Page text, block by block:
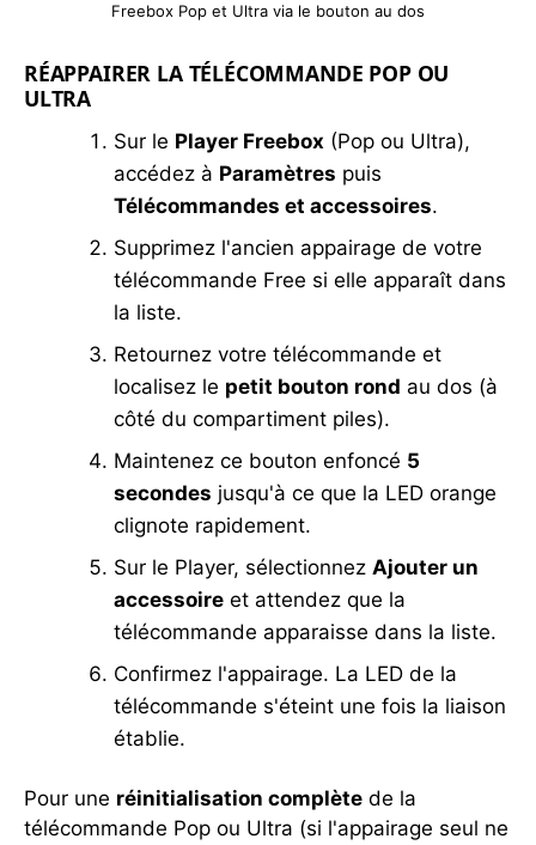
Freebox Pop et Ultra via le bouton au dos
RÉAPPAIRER LA TÉLÉCOMMANDE POP OU
ULTRA
Sur le Player Freebox (Pop ou Ultra),
accédez à Paramètres puis
Télécommandes et accessoires.
Supprimez l'ancien appairage de votre
télécommande Free si elle apparaît dans
la liste.
Retournez votre télécommande et
localisez le petit bouton rond au dos (à
côté du compartiment piles).
Maintenez ce bouton enfoncé 5
secondes jusqu'à ce que la LED orange
clignote rapidement.
Sur le Player, sélectionnez Ajouter un
accessoire et attendez que la
télécommande apparaisse dans la liste.
Confirmez l'appairage. La LED de la
télécommande s'éteint une fois la liaison
établie.
Pour une réinitialisation complète de la
télécommande Pop ou Ultra (si l'appairage seul ne